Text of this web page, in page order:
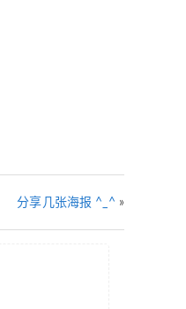
分享几张海报 ^_^ »